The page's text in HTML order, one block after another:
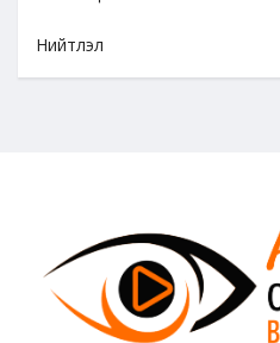
Нийтлэл